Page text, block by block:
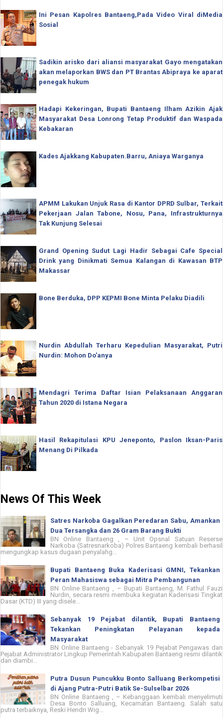
Ini Pesan Kapolres Bantaeng,Pada Video Viral diMedia
Sosial
Sadikin arisko dari aliansi masyarakat Gayo mengatakan
akan melaporkan BWS dan PT Brantas Abipraya ke aparat
penegak hukum
Hadapi Kekeringan, Bupati Bantaeng Ilham Azikin Ajak
Masyarakat Desa Lonrong Tetap Produktif dan Waspada
Kebakaran
Kades Ajakkang Kabupaten.Barru, Aniaya Warganya
APMM Lakukan Unjuk Rasa di Kantor DPRD Sulbar, Terkait
Pekerjaan Jalan Tabone, Nosu, Pana, Infrastrukturnya
Tak Kunjung Selesai
Grand Opening Sudut Lagi Hadir Sebagai Cafe Special
Drink yang Dinikmati Semua Kalangan di Kawasan BTP
Makassar
Bone Berduka, DPP KEPMI Bone Minta Pelaku Diadili
Nurdin Abdullah Terharu Kepedulian Masyarakat, Putri
Nurdin: Mohon Do'anya
Mendagri Terima Daftar Isian Pelaksanaan Anggaran
Tahun 2020 di Istana Negara
Hasil Rekapitulasi KPU Jeneponto, Paslon Iksan-Paris
Menang Di Pilkada
News Of This Week
Satres Narkoba Gagalkan Peredaran Sabu, Amankan
Dua Tersangka dan 26 Gram Barang Bukti
BN Online Bantaeng , – Unit Opsnal Satuan Reserse
Narkoba (Satresnarkoba) Polres Bantaeng kembali berhasil
mengungkap kasus dugaan penyalahg...
Bupati Bantaeng Buka Kaderisasi GMNI, Tekankan
Peran Mahasiswa sebagai Mitra Pembangunan
BN Online Bantaeng , – Bupati Bantaeng, M. Fathul Fauzi
Nurdin, secara resmi membuka kegiatan Kaderisasi Tingkat
Dasar (KTD) III yang disele...
Sebanyak 19 Pejabat dilantik, Bupati Bantaeng
Tekankan Peningkatan Pelayanan kepada
Masyarakat
BN Online Bantaeng - Sebanyak 19 Pejabat Pengawas dan
Pejabat Administrator Lingkup Pemerintah Kabupaten Bantaeng resmi dilantik
dan diambi...
Putra Dusun Puncukku Bonto Salluang Berkompetisi
di Ajang Putra-Putri Batik Se-Sulselbar 2026
BN Online Bantaeng , – Kebanggaan kembali menyelimuti
Desa Bonto Salluang, Kecamatan Bantaeng. Salah satu
putra terbaiknya, Reski Hendri Wig...